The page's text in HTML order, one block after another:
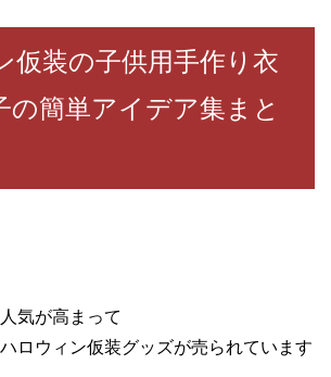
仮装の子供用手作り衣
の簡単アイデア集まと
気が高まって
ロウィン仮装グッズが売られています